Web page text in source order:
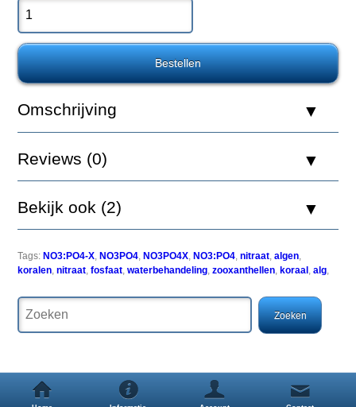
Red
Sea
X
Fosfaat
500ml
beheer
van
Omschrijving
Reviews (0)
Bekijk ook (2)
Tags: NO3:PO4-X, NO3PO4, NO3PO4X, NO3:PO4,nitraat,algen,
koralen,nitraat,fosfaat,waterbehandeling,zooxanthellen, koraal ,alg,